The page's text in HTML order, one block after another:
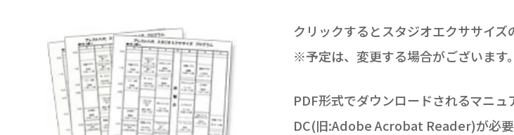
クリックするとスタジオエクササイズ
※予定は、変更する場合がございます。
PDF形式でダウンロードされるマニ
DC(旧:Adobe Acrobat Reader)が必要